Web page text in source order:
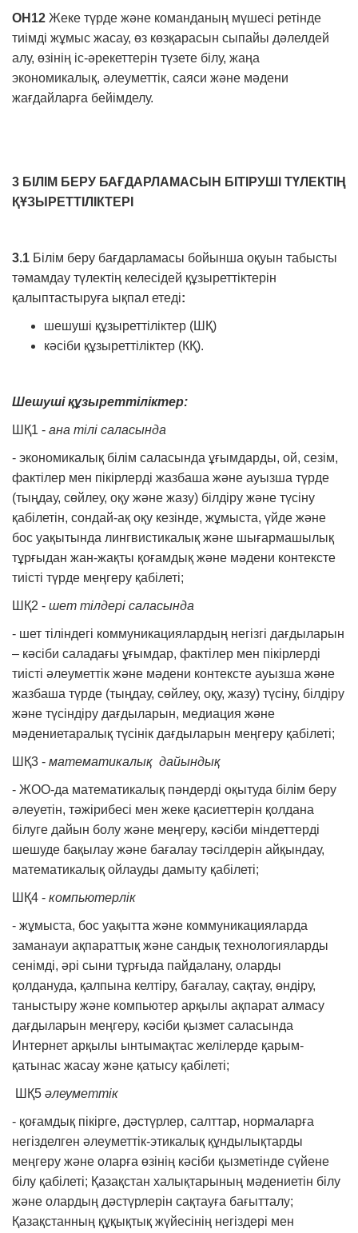
ОН12 Жеке түрде және команданың мүшесі ретінде
тиімді жұмыс жасау, өз көзқарасын сыпайы дәлелдей
алу, өзінің іс-әрекеттерін түзете білу, жаңа
экономикалық, әлеуметтік, саяси және мәдени
жағдайларға бейімделу.
3 БІЛІМ БЕРУ БАҒДАРЛАМАСЫН БІТІРУШІ ТҮЛЕКТІҢ
ҚҰЗЫРЕТТІЛІКТЕРІ
3.1 Білім беру бағдарламасы бойынша оқуын табысты
тәмамдау түлектің келесідей құзыреттіктерін
қалыптастыруға ықпал етеді:
шешуші құзыреттіліктер (ШҚ)
кәсіби құзыреттіліктер (КҚ).
Шешуші құзыреттіліктер:
ШҚ1 - ана тілі саласында
- экономикалық білім саласында ұғымдарды, ой, сезім,
фактілер мен пікірлерді жазбаша және ауызша түрде
(тыңдау, сөйлеу, оқу және жазу) білдіру және түсіну
қабілетін, сондай-ақ оқу кезінде, жұмыста, үйде және
бос уақытында лингвистикалық және шығармашылық
тұрғыдан жан-жақты қоғамдық және мәдени контексте
тиісті түрде меңгеру қабілеті;
ШҚ2 - шет тілдері саласында
- шет тіліндегі коммуникациялардың негізгі дағдыларын
– кәсіби саладағы ұғымдар, фактілер мен пікірлерді
тиісті әлеуметтік және мәдени контексте ауызша және
жазбаша түрде (тыңдау, сөйлеу, оқу, жазу) түсіну, білдіру
және түсіндіру дағдыларын, медиация және
мәдениетаралық түсінік дағдыларын меңгеру қабілеті;
ШҚ3 - математикалық дайындық
- ЖОО-да математикалық пәндерді оқытуда білім беру
әлеуетін, тәжірибесі мен жеке қасиеттерін қолдана
білуге дайын болу және меңгеру, кәсіби міндеттерді
шешуде бақылау және бағалау тәсілдерін айқындау,
математикалық ойлауды дамыту қабілеті;
ШҚ4 - компьютерлік
- жұмыста, бос уақытта және коммуникацияларда
заманауи ақпараттық және сандық технологияларды
сенімді, әрі сыни тұрғыда пайдалану, оларды
қолдануда, қалпына келтіру, бағалау, сақтау, өндіру,
таныстыру және компьютер арқылы ақпарат алмасу
дағдыларын меңгеру, кәсіби қызмет саласында
Интернет арқылы ынтымақтас желілерде қарым-
қатынас жасау және қатысу қабілеті;
ШҚ5 әлеуметтік
- қоғамдық пікірге, дәстүрлер, салттар, нормаларға
негізделген әлеуметтік-этикалық құндылықтарды
меңгеру және оларға өзінің кәсіби қызметінде сүйене
білу қабілеті; Қазақстан халықтарының мәдениетін білу
және олардың дәстүрлерін сақтауға бағытталу;
Қазақстанның құқықтық жүйесінің негіздері мен